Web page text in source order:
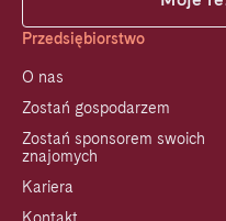
Przedsiębiorstwo
O nas
Zostań gospodarzem
Zostań sponsorem swoich
znajomych
Kariera